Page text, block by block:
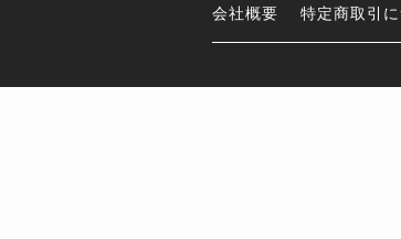
会社概要
特定商取引